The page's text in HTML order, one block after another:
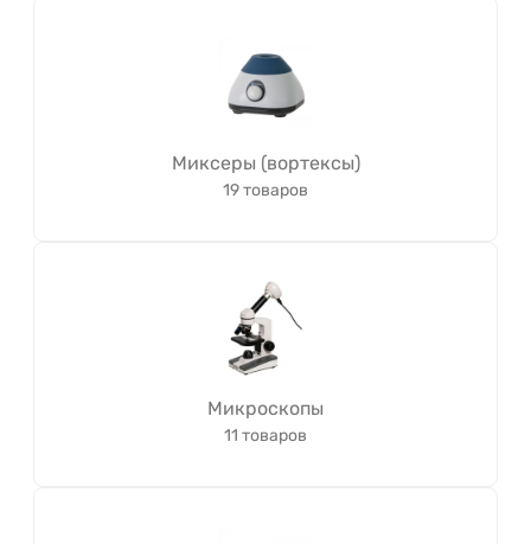
Миксеры (вортексы)
19 товаров
Микроскопы
11 товаров